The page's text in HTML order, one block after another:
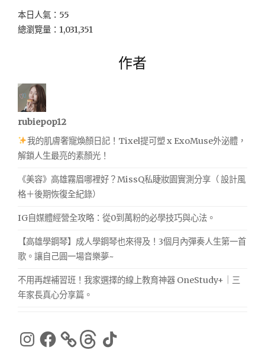
本日人氣：55
總瀏覽量：1,031,351
作者
rubiepop12
我的肌膚奢寵煥顏日記！Tixel提可塑 x ExoMuse外泌體，
解鎖人生最亮的素顏光！
《美容》高雄霧眉哪裡好？MissQ私睫妝園實測分享（ 設計風
格＋後期恢復全紀錄）
IG自媒體經營全攻略：從0到萬粉的必學技巧與心法。
【高雄學鋼琴】成人學鋼琴也來得及！3個月內彈奏人生第一首
歌。讓自己圓一場音樂夢~
不用再趕補習班！我家選擇的線上教育神器 OneStudy+｜三
年家長真心分享篇。
Instagram
Facebook ThreadsTikTok